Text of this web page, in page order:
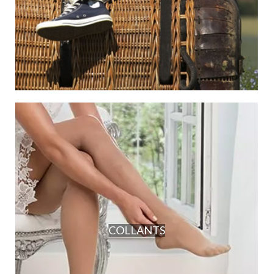
COLLANTS